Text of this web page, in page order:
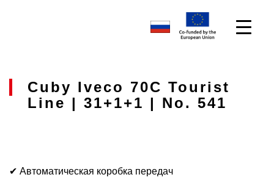
Cuby Iveco 70C Tourist
Line | 31+1+1 | No. 541
✔ Автоматическая коробка передач